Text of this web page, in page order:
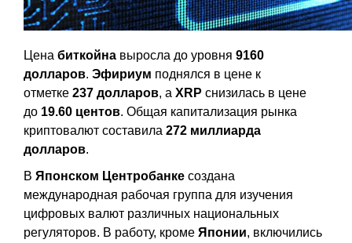
Цена биткойна выросла до уровня 9160
долларов. Эфириум поднялся в цене к
отметке 237 долларов, а XRP снизилась в цене
до 19.60 центов. Общая капитализация рынка
криптовалют составила 272 миллиарда
долларов.
В Японском Центробанке создана
международная рабочая группа для изучения
цифровых валют различных национальных
регуляторов. В работу, кроме Японии, включились